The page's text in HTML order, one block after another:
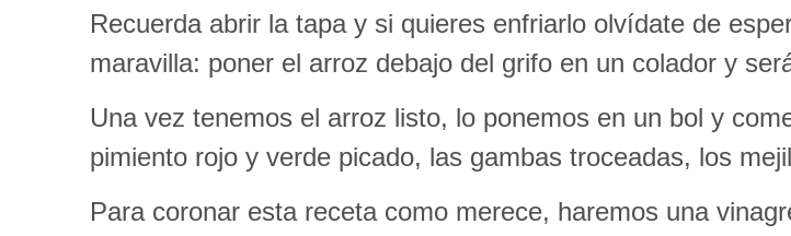
Recuerda abrir la tapa y si quieres enfriarlo olvídate de
maravilla: poner el arroz debajo del grifo en un colador y
Una vez tenemos el arroz listo, lo ponemos en un bol y
pimiento rojo y verde picado, las gambas troceadas, los
Para coronar esta receta como merece, haremos una